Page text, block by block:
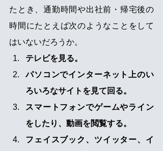
たとき、通勤時間や出社前・帰宅後の
時間にたとえば次のようなことをして
はいないだろうか。
テレビを見る。
パソコンでインターネット上のい
ろいろなサイトを見て回る。
スマートフォンでゲームやライン
をしたり、動画を閲覧する。
フェイスブック、ツイッター、イ